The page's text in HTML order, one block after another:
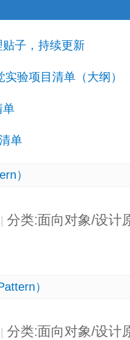
子，持续更新
验项目清单（大纲）
单
单
）
分类:面向对象/设计
）
分类:面向对象/设计